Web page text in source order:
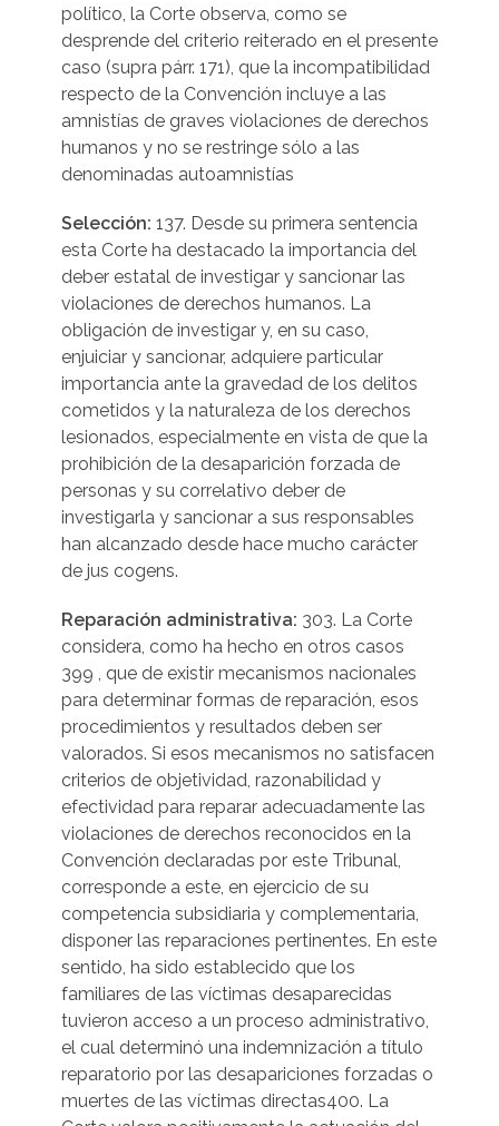
político, la Corte observa, como se
desprende del criterio reiterado en el presente
caso (supra párr. 171), que la incompatibilidad
respecto de la Convención incluye a las
amnistías de graves violaciones de derechos
humanos y no se restringe sólo a las
denominadas autoamnistías
Selección: 137. Desde su primera sentencia
esta Corte ha destacado la importancia del
deber estatal de investigar y sancionar las
violaciones de derechos humanos. La
obligación de investigar y, en su caso,
enjuiciar y sancionar, adquiere particular
importancia ante la gravedad de los delitos
cometidos y la naturaleza de los derechos
lesionados, especialmente en vista de que la
prohibición de la desaparición forzada de
personas y su correlativo deber de
investigarla y sancionar a sus responsables
han alcanzado desde hace mucho carácter
de jus cogens.
Reparación administrativa: 303. La Corte
considera, como ha hecho en otros casos
399 , que de existir mecanismos nacionales
para determinar formas de reparación, esos
procedimientos y resultados deben ser
valorados. Si esos mecanismos no satisfacen
criterios de objetividad, razonabilidad y
efectividad para reparar adecuadamente las
violaciones de derechos reconocidos en la
Convención declaradas por este Tribunal,
corresponde a este, en ejercicio de su
competencia subsidiaria y complementaria,
disponer las reparaciones pertinentes. En este
sentido, ha sido establecido que los
familiares de las víctimas desaparecidas
tuvieron acceso a un proceso administrativo,
el cual determinó una indemnización a título
reparatorio por las desapariciones forzadas o
muertes de las víctimas directas400. La